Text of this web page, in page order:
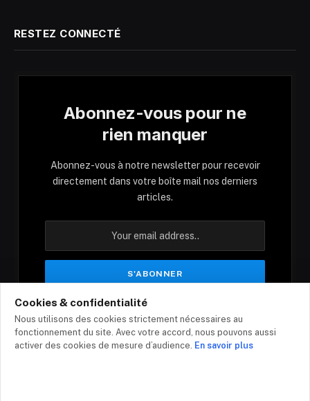
RESTEZ CONNECTÉ
Abonnez-vous pour ne
rien manquer
Abonnez-vous à notre newsletter pour recevoir
directement dans votre boîte mail nos derniers
articles.
En vous inscrivant, vous acceptez nos conditions
et notre politique de confidentialité.
Cookies & confidentialité
Nous utilisons des cookies strictement nécessaires au
fonctionnement du site. Avec votre accord, nous pouvons aussi
activer des cookies de mesure d’audience. En savoir plus